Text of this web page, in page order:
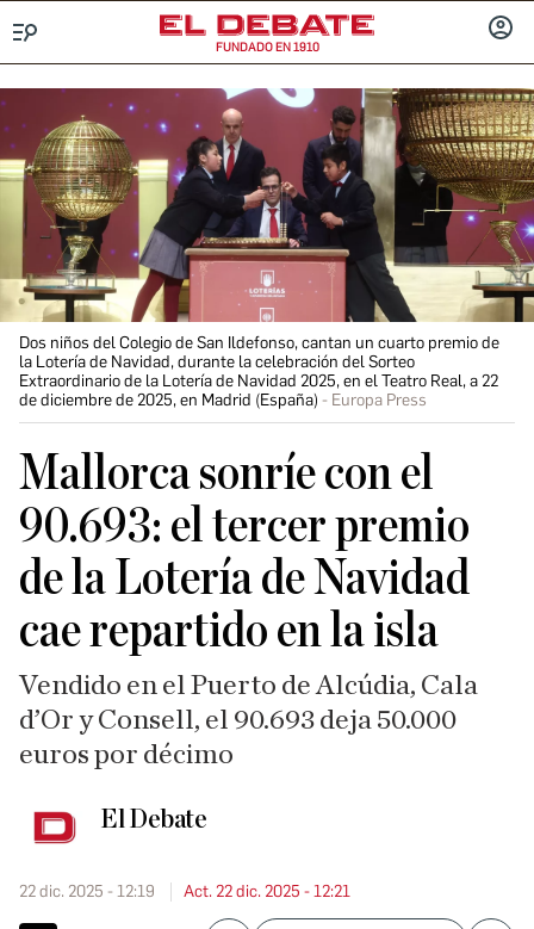
FUNDADO EN 1910
Dos niños del Colegio de San Ildefonso, cantan un cuarto premio de
la Lotería de Navidad, durante la celebración del Sorteo
Extraordinario de la Lotería de Navidad 2025, en el Teatro Real, a 22
de diciembre de 2025, en Madrid (España)
Europa Press
Mallorca sonríe con el
90.693: el tercer premio
de la Lotería de Navidad
cae repartido en la isla
Vendido en el Puerto de Alcúdia, Cala
d’Or y Consell, el 90.693 deja 50.000
euros por décimo
El Debate
22 dic. 2025 - 12:19 Act. 22 dic. 2025 - 12:21